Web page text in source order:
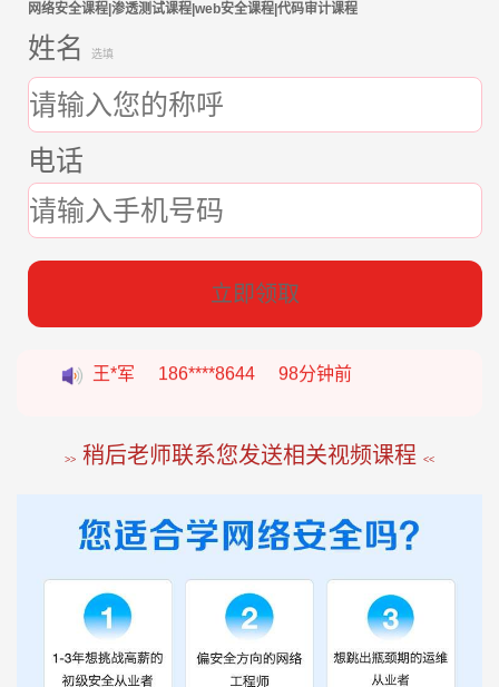
网络安全课程|渗透测试课程|web安全课程|代码审计课程
姓名 选填
电话
立即领取
188****2207 22分钟前
98分钟前
>> 稍后老师联系您发送相关视频课程 <<